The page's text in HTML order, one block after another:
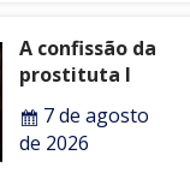
A confissão da
prostituta I
7 de agosto
de 2026